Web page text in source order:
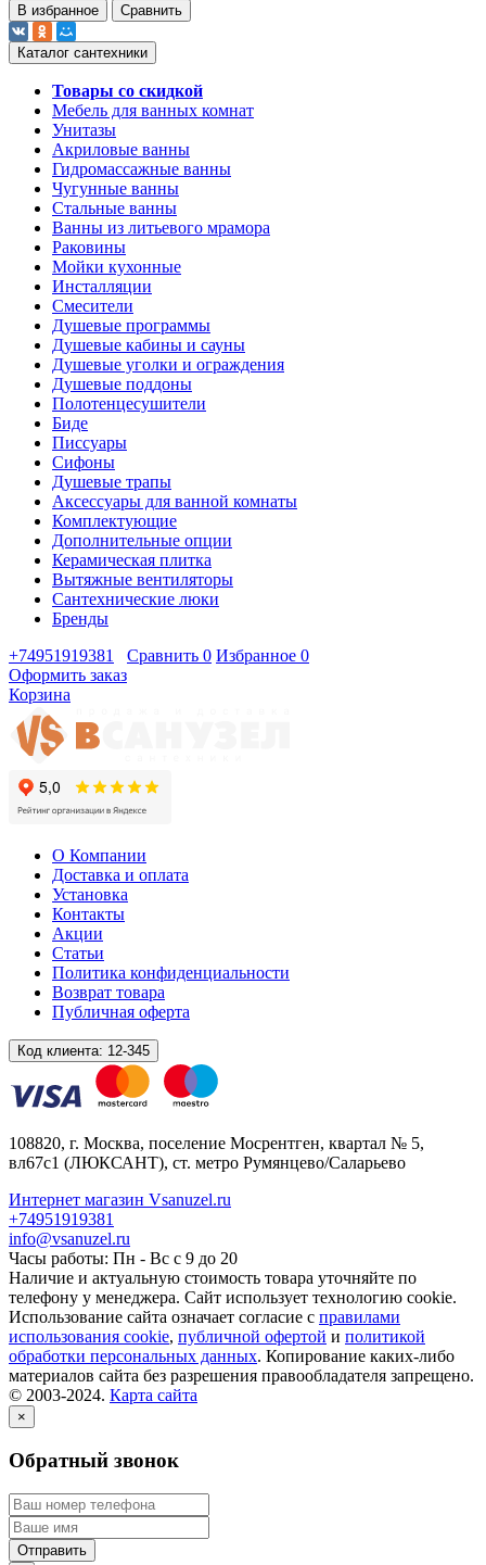
В избранное Сравнить
Каталог сантехники
Товары со скидкой
Мебель для ванных комнат
Унитазы
Акриловые ванны
Гидромассажные ванны
Чугунные ванны
Стальные ванны
Ванны из литьевого мрамора
Раковины
Мойки кухонные
Инсталляции
Смесители
Душевые программы
Душевые кабины и сауны
Душевые уголки и ограждения
Душевые поддоны
Полотенцесушители
Биде
Писсуары
Сифоны
Душевые трапы
Аксессуары для ванной комнаты
Комплектующие
Дополнительные опции
Керамическая плитка
Вытяжные вентиляторы
Сантехнические люки
Бренды
+74951919381
Сравнить 0 Избранное 0
Оформить заказ
Корзина
О Компании
Доставка и оплата
Установка
Контакты
Акции
Статьи
Политика конфиденциальности
Возврат товара
Публичная оферта
Код клиента: 12-345
108820, г. Москва, поселение Мосрентген, квартал № 5,
вл67с1 (ЛЮКСАНТ), ст. метро Румянцево/Саларьево
Интернет магазин Vsanuzel.ru
+74951919381
info@vsanuzel.ru
Часы работы: Пн - Вс с 9 до 20
Наличие и актуальную стоимость товара уточняйте по
телефону у менеджера. Сайт использует технологию cookie.
Использование сайта означает согласие с правилами
использования cookie, публичной офертой и политикой
обработки персональных данных. Копирование каких-либо
материалов сайта без разрешения правообладателя запрещено.
© 2003-2024. Карта сайта
×
Обратный звонок